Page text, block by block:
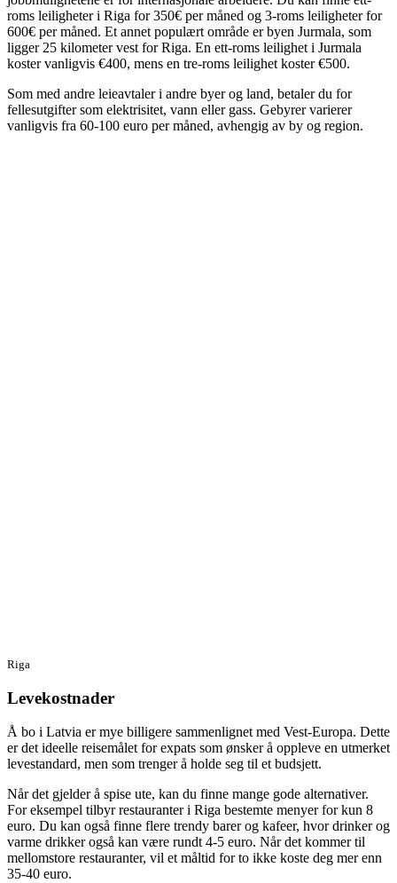
roms leiligheter i Riga for 350€ per måned og 3-roms leiligheter for
600€ per måned. Et annet populært område er byen Jurmala, som
ligger 25 kilometer vest for Riga. En ett-roms leilighet i Jurmala
koster vanligvis €400, mens en tre-roms leilighet koster €500.
Som med andre leieavtaler i andre byer og land, betaler du for
fellesutgifter som elektrisitet, vann eller gass. Gebyrer varierer
vanligvis fra 60-100 euro per måned, avhengig av by og region.
Riga
Levekostnader
Å bo i Latvia er mye billigere sammenlignet med Vest-Europa. Dette
er det ideelle reisemålet for expats som ønsker å oppleve en utmerket
levestandard, men som trenger å holde seg til et budsjett.
Når det gjelder å spise ute, kan du finne mange gode alternativer.
For eksempel tilbyr restauranter i Riga bestemte menyer for kun 8
euro. Du kan også finne flere trendy barer og kafeer, hvor drinker og
varme drikker også kan være rundt 4-5 euro. Når det kommer til
mellomstore restauranter, vil et måltid for to ikke koste deg mer enn
35-40 euro.